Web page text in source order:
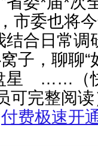
，市委也将
结合日常
子，聊聊
星 ……（
可完整阅
付费极速开